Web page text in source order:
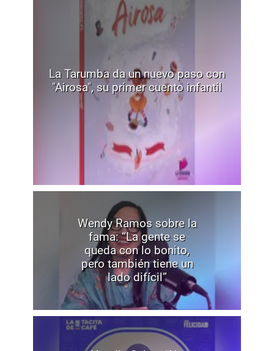
La Tarumba da un nuevo paso con
"Airosa", su primer cuento infantil
Wendy Ramos sobre la
fama: “La gente se
queda con lo bonito,
pero también tiene un
lado difícil”